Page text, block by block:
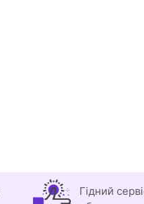
Гідний